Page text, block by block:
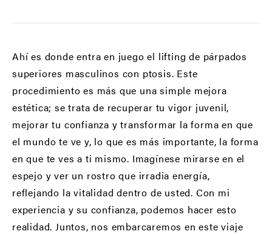
Ahí es donde entra en juego el lifting de párpados
superiores masculinos con ptosis. Este
procedimiento es más que una simple mejora
estética; se trata de recuperar tu vigor juvenil,
mejorar tu confianza y transformar la forma en que
el mundo te ve y, lo que es más importante, la forma
en que te ves a ti mismo. Imagínese mirarse en el
espejo y ver un rostro que irradia energía,
reflejando la vitalidad dentro de usted. Con mi
experiencia y su confianza, podemos hacer esto
realidad. Juntos, nos embarcaremos en este viaje